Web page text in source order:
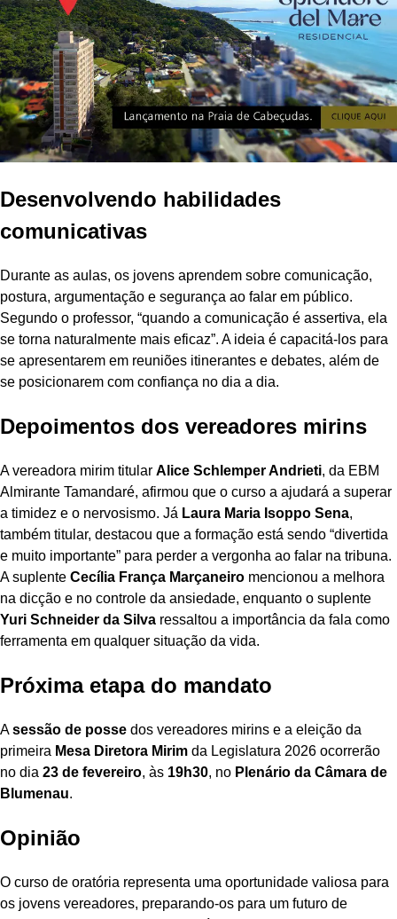
Desenvolvendo habilidades
comunicativas
Durante as aulas, os jovens aprendem sobre comunicação,
postura, argumentação e segurança ao falar em público.
Segundo o professor, “quando a comunicação é assertiva, ela
se torna naturalmente mais eficaz”. A ideia é capacitá-los para
se apresentarem em reuniões itinerantes e debates, além de
se posicionarem com confiança no dia a dia.
Depoimentos dos vereadores mirins
A vereadora mirim titular Alice Schlemper Andrieti, da EBM
Almirante Tamandaré, afirmou que o curso a ajudará a superar
a timidez e o nervosismo. Já Laura Maria Isoppo Sena,
também titular, destacou que a formação está sendo “divertida
e muito importante” para perder a vergonha ao falar na tribuna.
A suplente Cecília França Marçaneiro mencionou a melhora
na dicção e no controle da ansiedade, enquanto o suplente
Yuri Schneider da Silva ressaltou a importância da fala como
ferramenta em qualquer situação da vida.
Próxima etapa do mandato
Asessão de posse dos vereadores mirins e a eleição da
primeira Mesa Diretora Mirim da Legislatura 2026 ocorrerão
no dia 23 de fevereiro, às 19h30, no Plenário da Câmara de
Blumenau.
Opinião
O curso de oratória representa uma oportunidade valiosa para
os jovens vereadores, preparando-os para um futuro de